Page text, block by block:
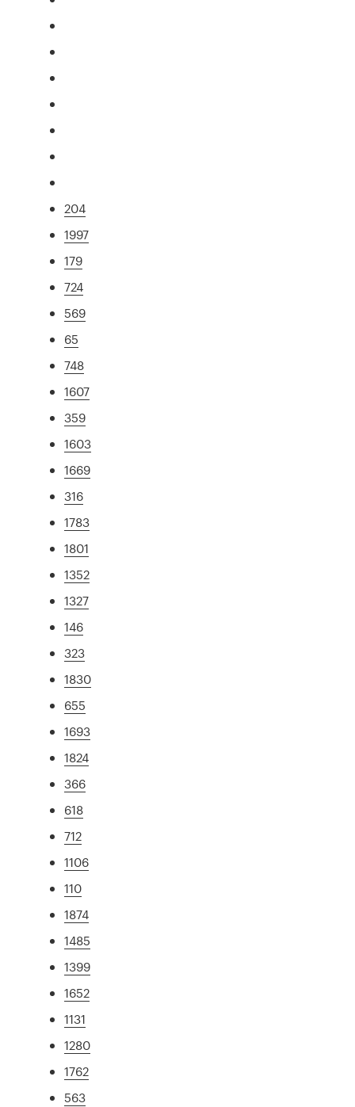
204
1997
179
724
569
65
748
1607
359
1603
1669
316
1783
1801
1352
1327
146
323
1830
655
1693
1824
366
618
712
1106
110
1874
1485
1399
1652
1131
1280
1762
563